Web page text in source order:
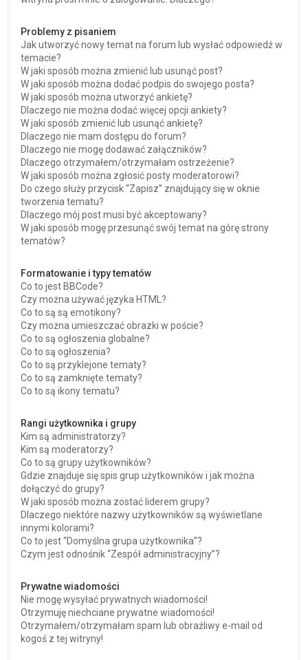
Problemy z pisaniem
Jak utworzyć nowy temat na forum lub wysłać odpowiedź w
temacie?
W jaki sposób można zmienić lub usunąć post?
W jaki sposób można dodać podpis do swojego posta?
W jaki sposób można utworzyć ankietę?
Dlaczego nie można dodać więcej opcji ankiety?
W jaki sposób zmienić lub usunąć ankietę?
Dlaczego nie mam dostępu do forum?
Dlaczego nie mogę dodawać załączników?
Dlaczego otrzymałem/otrzymałam ostrzeżenie?
W jaki sposób można zgłosić posty moderatorowi?
Do czego służy przycisk “Zapisz” znajdujący się w oknie
tworzenia tematu?
Dlaczego mój post musi być akceptowany?
W jaki sposób mogę przesunąć swój temat na górę strony
tematów?
Formatowanie i typy tematów
Co to jest BBCode?
Czy można używać języka HTML?
Co to są są emotikony?
Czy można umieszczać obrazki w poście?
Co to są ogłoszenia globalne?
Co to są ogłoszenia?
Co to są przyklejone tematy?
Co to są zamknięte tematy?
Co to są ikony tematu?
Rangi użytkownika i grupy
Kim są administratorzy?
Kim są moderatorzy?
Co to są grupy użytkowników?
Gdzie znajduje się spis grup użytkowników i jak można
dołączyć do grupy?
W jaki sposób można zostać liderem grupy?
Dlaczego niektóre nazwy użytkowników są wyświetlane
innymi kolorami?
Co to jest “Domyślna grupa użytkownika”?
Czym jest odnośnik “Zespół administracyjny”?
Prywatne wiadomości
Nie mogę wysyłać prywatnych wiadomości!
Otrzymuję niechciane prywatne wiadomości!
Otrzymałem/otrzymałam spam lub obraźliwy e-mail od
kogoś z tej witryny!